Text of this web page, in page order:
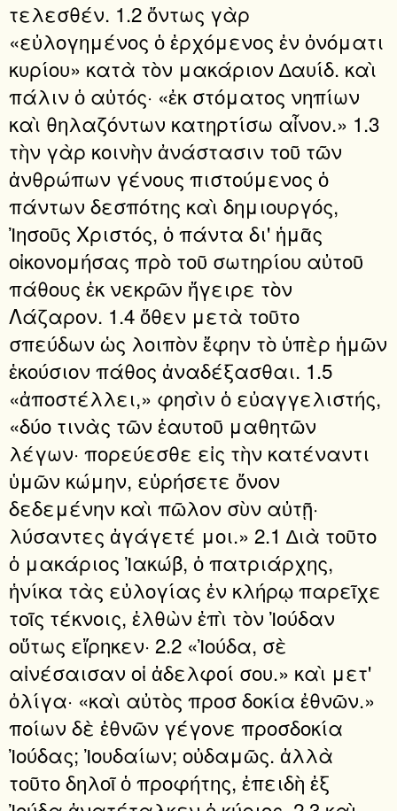
τελεσθέν. 1.2 ὄντως γὰρ
«εὐλογημένος ὁ ἐρχόμενος ἐν ὀνόματι
κυρίου» κατὰ τὸν μακάριον ∆αυίδ. καὶ
πάλιν ὁ αὐτός· «ἐκ στόματος νηπίων
καὶ θηλαζόντων κατηρτίσω αἶνον.» 1.3
τὴν γὰρ κοινὴν ἀνάστασιν τοῦ τῶν
ἀνθρώπων γένους πιστούμενος ὁ
πάντων δεσπότης καὶ δημιουργός,
Ἰησοῦς Χριστός, ὁ πάντα δι' ἡμᾶς
οἰκονομήσας πρὸ τοῦ σωτηρίου αὐτοῦ
πάθους ἐκ νεκρῶν ἤγειρε τὸν
Λάζαρον. 1.4 ὅθεν μετὰ τοῦτο
σπεύδων ὡς λοιπὸν ἔφην τὸ ὑπὲρ ἡμῶν
ἑκούσιον πάθος ἀναδέξασθαι. 1.5
«ἀποστέλλει,» φησὶν ὁ εὐαγγελιστής,
«δύο τινὰς τῶν ἑαυτοῦ μαθητῶν
λέγων· πορεύεσθε εἰς τὴν κατέναντι
ὑμῶν κώμην, εὑρήσετε ὄνον
δεδεμένην καὶ πῶλον σὺν αὐτῇ·
λύσαντες ἀγάγετέ μοι.» 2.1 ∆ιὰ τοῦτο
ὁ μακάριος Ἰακώβ, ὁ πατριάρχης,
ἡνίκα τὰς εὐλογίας ἐν κλήρῳ παρεῖχε
τοῖς τέκνοις, ἐλθὼν ἐπὶ τὸν Ἰούδαν
οὕτως εἴρηκεν· 2.2 «Ἰούδα, σὲ
αἰνέσαισαν οἱ ἀδελφοί σου.» καὶ μετ'
ὀλίγα· «καὶ αὐτὸς προσ δοκία ἐθνῶν.»
ποίων δὲ ἐθνῶν γέγονε προσδοκία
Ἰούδας; Ἰουδαίων; οὐδαμῶς. ἀλλὰ
τοῦτο δηλοῖ ὁ προφήτης, ἐπειδὴ ἐξ